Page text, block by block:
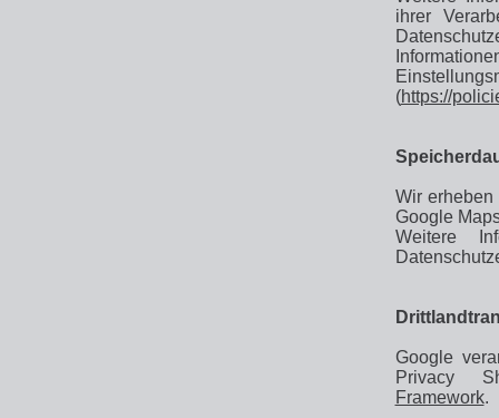
ihrer
(https://
Wir
Google
Weitere
Google
Privacy
Framework.